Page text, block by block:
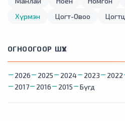
Хүрмэн
Цогт-Овоо
ОГНООГООР ШҮҮХ
2026 2025 2024 2023 2022
2017
2016 2015 Бүгд